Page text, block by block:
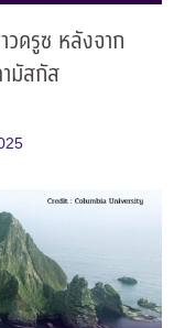
วดรูซ หลังจาก
มัสกัส